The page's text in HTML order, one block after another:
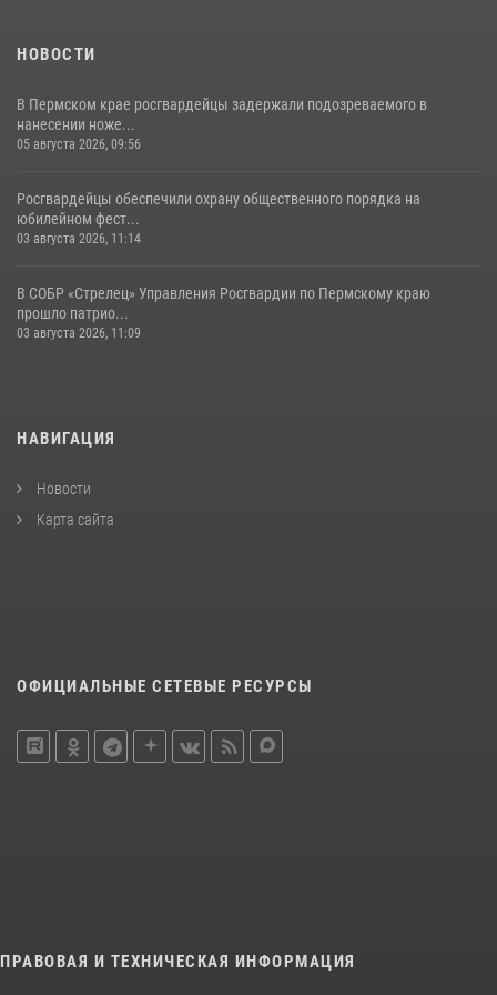
НОВОСТИ
В Пермском крае росгвардейцы задержали подозреваемого в
нанесении ноже...
05 августа 2026, 09:56
Росгвардейцы обеспечили охрану общественного порядка на
юбилейном фест...
03 августа 2026, 11:14
В СОБР «Стрелец» Управления Росгвардии по Пермскому краю
прошло патрио...
03 августа 2026, 11:09
НАВИГАЦИЯ
Новости
Карта сайта
ОФИЦИАЛЬНЫЕ СЕТЕВЫЕ РЕСУРСЫ
ПРАВОВАЯ И ТЕХНИЧЕСКАЯ ИНФОРМАЦИЯ